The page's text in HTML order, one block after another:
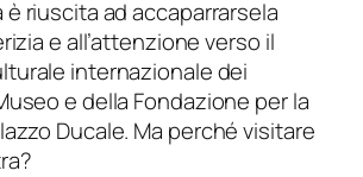
è riuscita ad accaparrarsela
e all’attenzione verso il
internazionale dei
e della Fondazione per la
Ducale. Ma perché visitare